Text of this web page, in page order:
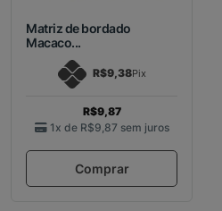
Matriz de bordado
Macaco...
R$9,38Pix
R$9,87
1x de R$9,87 sem juros
Comprar